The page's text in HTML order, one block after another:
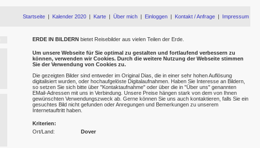
Startseite Kalender 2020 Karte Über mich Einloggen Kontakt / Anfrage Impressum
ERDE IN BILDERN bietet Reisebilder aus vielen Teilen der Erde.
Um unsere Webseite für Sie optimal zu gestalten und fortlaufend verbessern zu
können, verwenden wir Cookies. Durch die weitere Nutzung der Webseite stimmen
Sie der Verwendung von Cookies zu.
Die gezeigten Bilder sind entweder im Original Dias, die in einer sehr hohen Auflösung
digitalisiert wurden, oder hochaufgelöste Digitalaufnahmen. Haben Sie Interesse an Bildern,
so setzen Sie sich bitte über "Kontaktaufnahme" oder über die in "Über uns" genannten
EMail-Adressen mit uns in Verbindung. Unsere Preise hängen stark von dem von Ihnen
gewünschten Verwendungszweck ab. Gerne können Sie uns auch kontaktieren, falls Sie ein
gesuchtes Bild nicht gefunden oder Anregungen und Bemerkungen zu unserem
Internetauftritt haben.
Kriterien:
Ort/Land:
Dover